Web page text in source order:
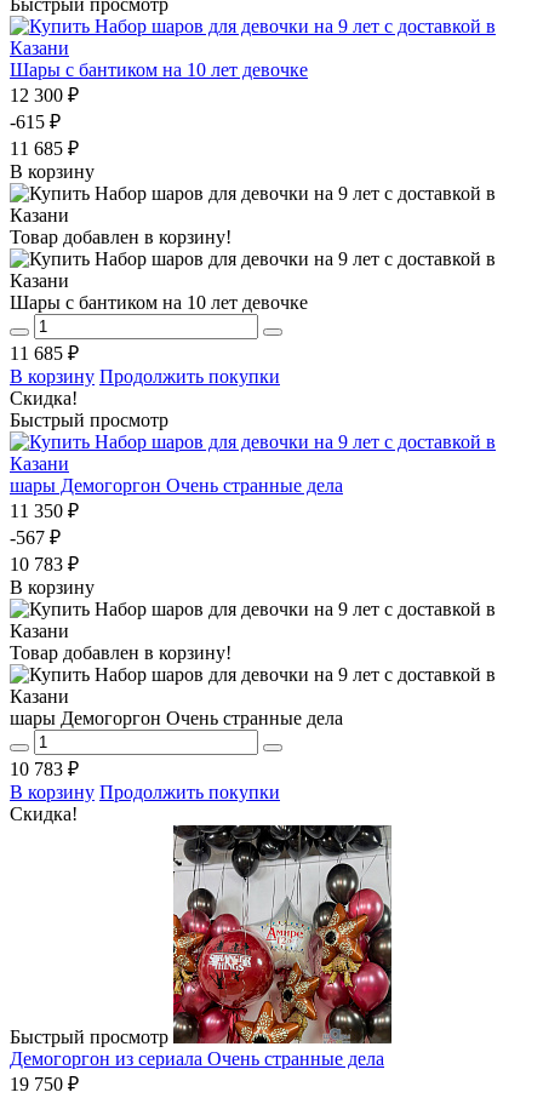
Шары с бантиком на 10 лет девочке
12 300 ₽
-615 ₽
11 685 ₽
В корзину
Товар добавлен в корзину!
Шары с бантиком на 10 лет девочке
11 685 ₽
В корзину Продолжить покупки
Скидка!
Быстрый просмотр
шары Демогоргон Очень странные дела
11 350 ₽
-567 ₽
10 783 ₽
В корзину
Товар добавлен в корзину!
шары Демогоргон Очень странные дела
10 783 ₽
В корзину Продолжить покупки
Скидка!
Быстрый просмотр
Демогоргон из сериала Очень странные дела
19 750 ₽